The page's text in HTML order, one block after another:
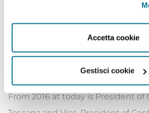
Accetta cookie
Gestisci cookie
From 2016 at today is President of